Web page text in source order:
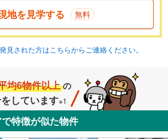
地を見学する 無料
見された方はこちらからご連絡ください。
均6物件以上の
しています※1
特徴が似た物件